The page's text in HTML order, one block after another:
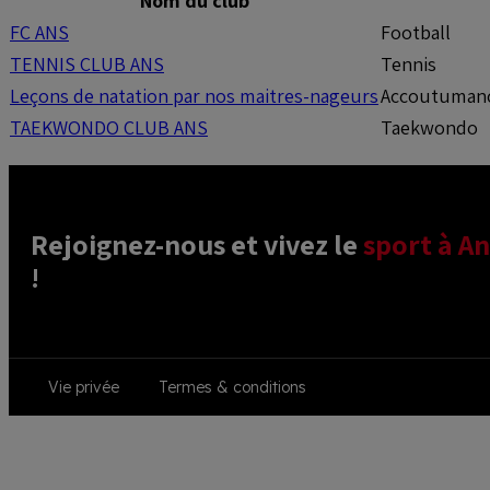
FC ANS
Football
TENNIS CLUB ANS
Tennis
Leçons de natation par nos maitres-nageurs
TAEKWONDO CLUB ANS
Taekwondo
Rejoignez-nous et vivez le sport à
!
Footer
menu
Vie privée Termes & conditions